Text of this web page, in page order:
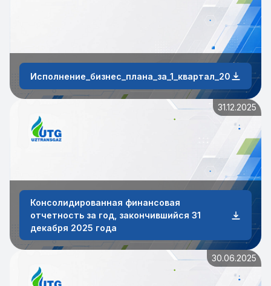
Исполнение_бизнес_плана_за_1_квартал_2026_года
31.12.2025
Консолидированная финансовая
отчетность за год, закончившийся 31
декабря 2025 года
30.06.2025